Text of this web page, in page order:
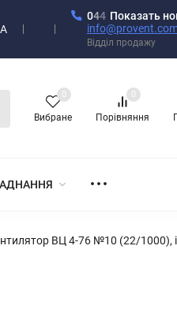
044 Показать
Відділ продажу
Вибране
0
Порівняння
0
ВЦ 4-76 №10 (22/1000),